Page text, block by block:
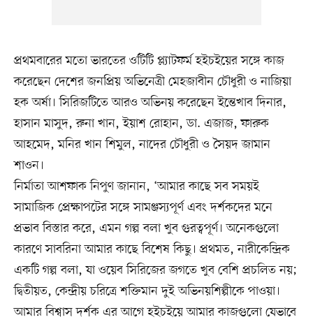
প্রথমবারের মতো ভারতের ওটিটি প্ল্যাটফর্ম হইচইয়ের সঙ্গে কাজ
করেছেন দেশের জনপ্রিয় অভিনেত্রী মেহজাবীন চৌধুরী ও নাজিয়া
হক অর্ষা। সিরিজটিতে আরও অভিনয় করেছেন ইন্তেখাব দিনার,
হাসান মাসুদ, রুনা খান, ইয়াশ রোহান, ডা. এজাজ, ফারুক
আহমেদ, মনির খান শিমুল, নাদের চৌধুরী ও সৈয়দ জামান
শাওন।
নির্মাতা আশফাক নিপুণ জানান, ‘আমার কাছে সব সময়ই
সামাজিক প্রেক্ষাপটের সঙ্গে সামঞ্জস্যপূর্ণ এবং দর্শকদের মনে
প্রভাব বিস্তার করে, এমন গল্প বলা খুব গুরত্বপূর্ণ। অনেকগুলো
কারণে সাবরিনা আমার কাছে বিশেষ কিছু। প্রথমত, নারীকেন্দ্রিক
একটি গল্প বলা, যা ওয়েব সিরিজের জগতে খুব বেশি প্রচলিত নয়;
দ্বিতীয়ত, কেন্দ্রীয় চরিত্রে শক্তিমান দুই অভিনয়শিল্পীকে পাওয়া।
আমার বিশ্বাস দর্শক এর আগে হইচইয়ে আমার কাজগুলো যেভাবে